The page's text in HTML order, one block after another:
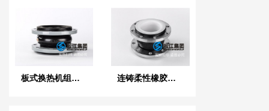
板式换热机组「KXT-FKM-连铸柔性橡胶接头」 连铸柔性橡胶接头「304不锈钢法兰」